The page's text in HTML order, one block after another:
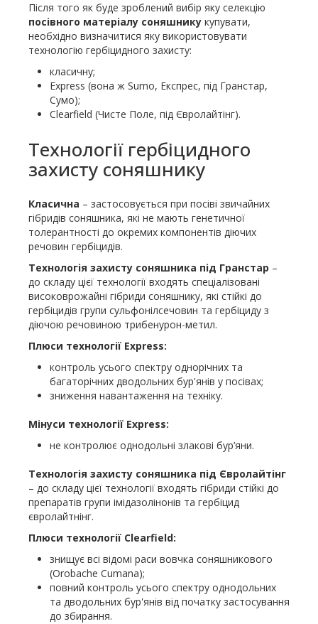
Після того як буде зроблений вибір яку селекцію
посівного матеріалу соняшнику купувати,
необхідно визначитися яку використовувати
технологію гербіцидного захисту:
класичну;
Express (вона ж Sumo, Експрес, під Гранстар,
Сумо);
Clearfield (Чисте Поле, під Євролайтінг).
Технології гербіцидного
захисту соняшнику
Класична – застосовується при посіві звичайних
гібридів соняшника, які не мають генетичної
толерантності до окремих компонентів діючих
речовин гербіцидів.
Технологія захисту соняшника під Гранстар –
до складу цієї технології входять спеціалізовані
високоврожайні гібриди соняшнику, які стійкі до
гербіцидів групи сульфонілсечовин та гербіциду з
діючою речовиною трибенурон-метил.
Плюси технології Express:
контроль усього спектру однорічних та
багаторічних дводольних бур'янів у посівах;
зниження навантаження на техніку.
Мінуси технології Express:
не контролює однодольні злакові бур’яни.
Технологія захисту соняшника під Євролайтінг
– до складу цієї технології входять гібриди стійкі до
препаратів групи імідазолінонів та гербіцид
євролайтнінг.
Плюси технології Clearfield:
знищує всі відомі раси вовчка соняшникового
(Orobache Cumana);
повний контроль усього спектру однодольних
та дводольних бур'янів від початку застосування
до збирання.